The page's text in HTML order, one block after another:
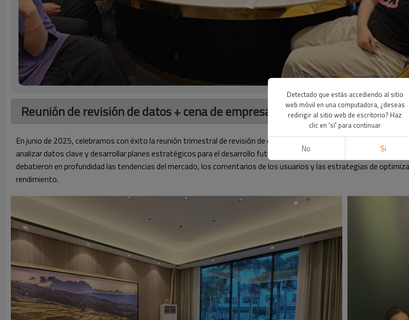
Reunión de revisión de datos + cena de empresa
En junio de 2025, celebramos con éxito la reunión trimestral de revisión de datos de la empresa. Todos los
analizar datos clave y desarrollar planes estratégicos para el desarrollo futuro. Durante la reunión, los
debatieron en profundidad las tendencias del mercado, los comentarios de los usuarios y las estrategias de
rendimiento.
Detectado que estás accediendo al sitio
web móvil en una computadora, ¿deseas
redirigir al sitio web de escritorio? Haz
clic en 'sí' para continuar
No Si